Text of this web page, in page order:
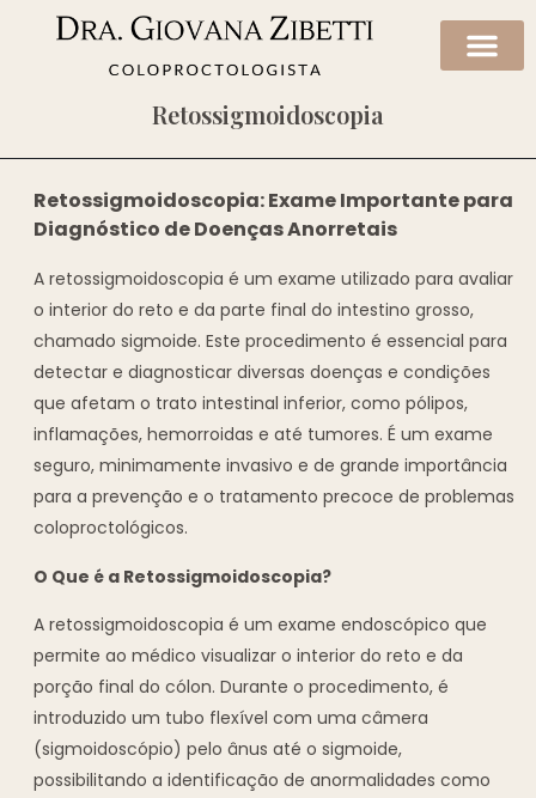
Retossigmoidoscopia
Retossigmoidoscopia: Exame Importante para
Diagnóstico de Doenças Anorretais
A retossigmoidoscopia é um exame utilizado para avaliar
o interior do reto e da parte final do intestino grosso,
chamado sigmoide. Este procedimento é essencial para
detectar e diagnosticar diversas doenças e condições
que afetam o trato intestinal inferior, como pólipos,
inflamações, hemorroidas e até tumores. É um exame
seguro, minimamente invasivo e de grande importância
para a prevenção e o tratamento precoce de problemas
coloproctológicos.
O Que é a Retossigmoidoscopia?
A retossigmoidoscopia é um exame endoscópico que
permite ao médico visualizar o interior do reto e da
porção final do cólon. Durante o procedimento, é
introduzido um tubo flexível com uma câmera
(sigmoidoscópio) pelo ânus até o sigmoide,
possibilitando a identificação de anormalidades como